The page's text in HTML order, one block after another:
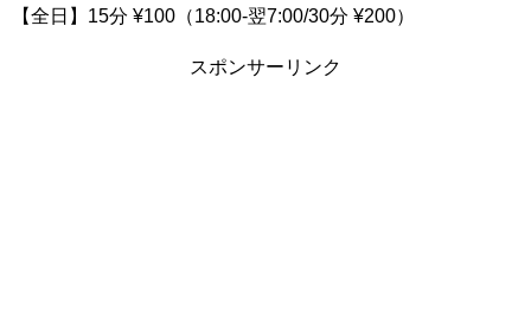
【全日】15分 ¥100（18:00-翌7:00/30分 ¥200）
スポンサーリンク